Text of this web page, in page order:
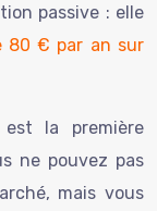
passive : elle
80 € par an sur
est la première
ne pouvez pas
mais vous